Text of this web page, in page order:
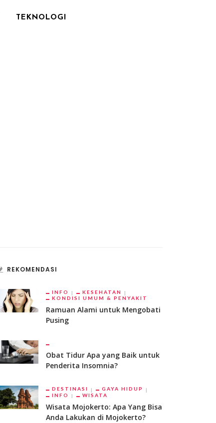
TEKNOLOGI
REKOMENDASI
INFO
KESEHATAN
KONDISI UMUM & PENYAKIT
Ramuan Alami untuk Mengobati
Pusing
Obat Tidur Apa yang Baik untuk
Penderita Insomnia?
DESTINASI
GAYA HIDUP
INFO
WISATA
Wisata Mojokerto: Apa Yang Bisa
Anda Lakukan di Mojokerto?